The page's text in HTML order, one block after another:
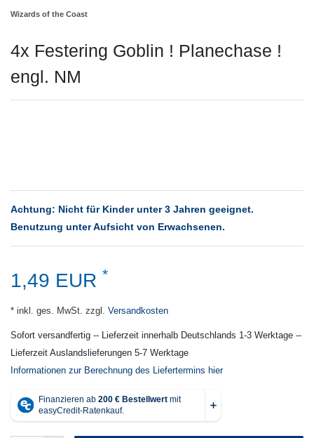
Wizards of the Coast
4x Festering Goblin ! Planechase !
engl. NM
Achtung: Nicht für Kinder unter 3 Jahren geeignet.
Benutzung unter Aufsicht von Erwachsenen.
1,49 EUR *
* inkl. ges. MwSt. zzgl. Versandkosten
Sofort versandfertig -- Lieferzeit innerhalb Deutschlands 1-3 Werktage --
Lieferzeit Auslandslieferungen 5-7 Werktage
Informationen zur Berechnung des Liefertermins hier